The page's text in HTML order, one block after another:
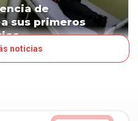
de
sus primeros
noticias